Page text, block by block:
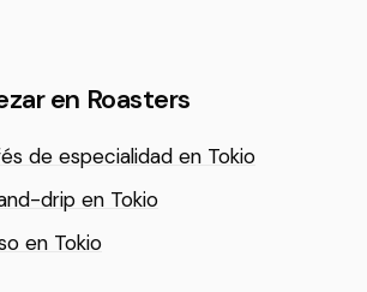
en Roasters
de especialidad en Tokio
drip en Tokio
en Tokio